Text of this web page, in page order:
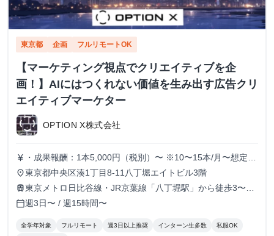
東京都 企画 フルリモートOK
【マーケティング視点でクリエイティブを企
画！】AIにはつくれない価値を生み出す広告クリ
エイティブマーケター
OPTION X株式会社
currency_yen ・成果報酬：1本5,000円（税別）〜 ※10〜15本/月〜想定
※経験、実績、能力等によって変動 ※トライアル期間の場
合変動あり
place東京都中央区湊1丁目8-11八丁堀エイトビル3階
train東京メトロ日比谷線・JR京葉線「八丁堀駅」から徒歩3〜6
分
calendar_today週3日〜 / 週15時間〜
全学年対象 フルリモート 週3日以上推奨 インターン生多数 私服OK